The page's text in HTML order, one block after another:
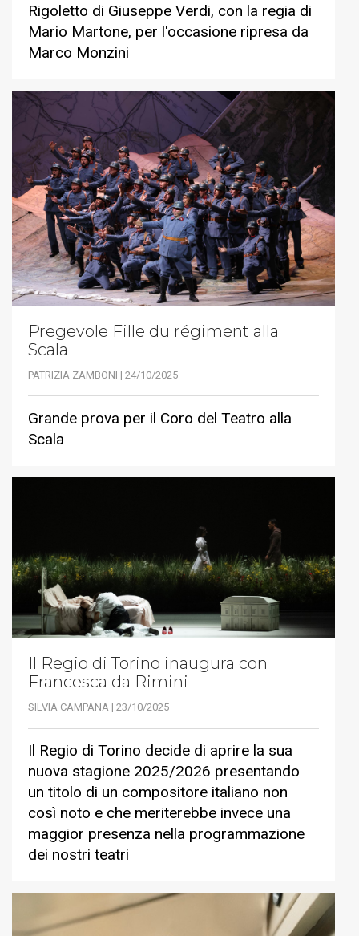
Rigoletto di Giuseppe Verdi, con la regia di
Mario Martone, per l'occasione ripresa da
Marco Monzini
Pregevole Fille du régiment alla
Scala
PATRIZIA ZAMBONI | 24/10/2025
Grande prova per il Coro del Teatro alla
Scala
Il Regio di Torino inaugura con
Francesca da Rimini
SILVIA CAMPANA | 23/10/2025
Il Regio di Torino decide di aprire la sua
nuova stagione 2025/2026 presentando
un titolo di un compositore italiano non
così noto e che meriterebbe invece una
maggior presenza nella programmazione
dei nostri teatri